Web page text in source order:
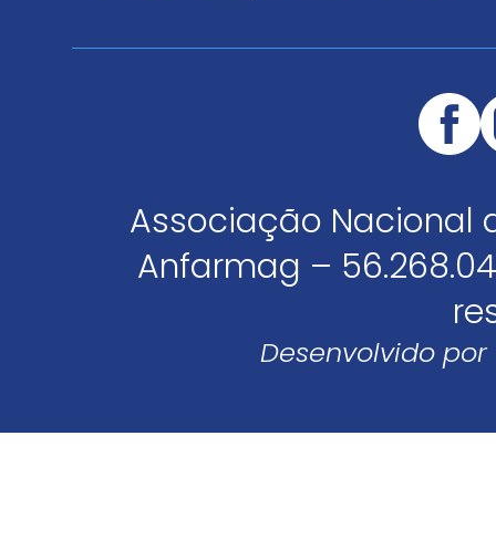
Associação Nacional
Anfarmag –
Desenvolvido por